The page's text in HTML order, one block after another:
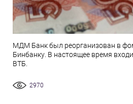
МДМ Банк был реорганизован в
Бинбанку. В настоящее время
ВТБ.
2970